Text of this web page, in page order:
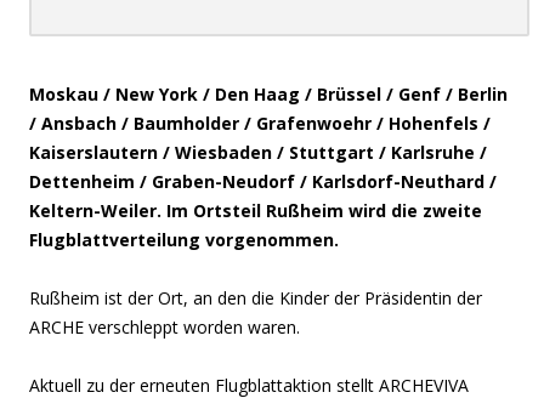
Moskau / New York / Den Haag / Brüssel / Genf / Berlin
/ Ansbach / Baumholder / Grafenwoehr / Hohenfels /
Kaiserslautern / Wiesbaden / Stuttgart / Karlsruhe /
Dettenheim / Graben-Neudorf / Karlsdorf-Neuthard /
Keltern-Weiler. Im Ortsteil Rußheim wird die zweite
Flugblattverteilung vorgenommen.
Rußheim ist der Ort, an den die Kinder der Präsidentin der
ARCHE verschleppt worden waren.
Aktuell zu der erneuten Flugblattaktion stellt ARCHEVIVA